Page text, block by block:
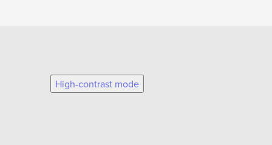
High-contrast mode